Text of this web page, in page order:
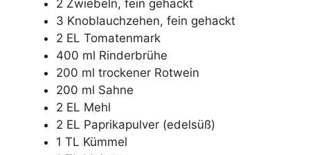
2 Zwiebeln, fein gehackt
3 Knoblauchzehen, fein gehackt
2 EL Tomatenmark
400 ml Rinderbrühe
200 ml trockener Rotwein
200 ml Sahne
2 EL Mehl
2 EL Paprikapulver (edelsüß)
1 TL Kümmel